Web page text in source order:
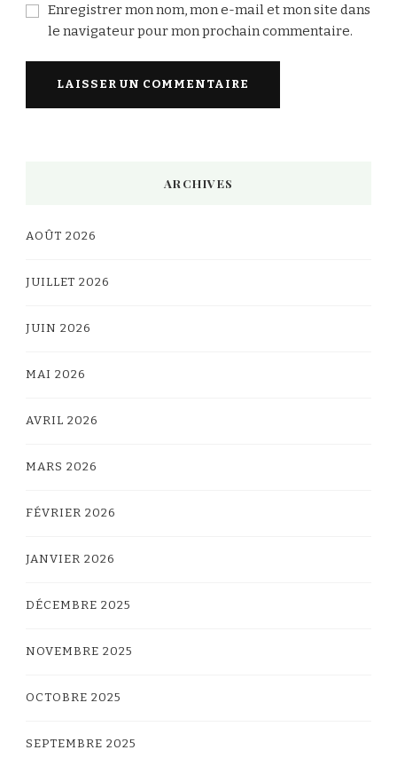
Enregistrer mon nom, mon e-mail et mon site dans
le navigateur pour mon prochain commentaire.
ARCHIVES
AOÛT 2026
JUILLET 2026
JUIN 2026
MAI 2026
AVRIL 2026
MARS 2026
FÉVRIER 2026
JANVIER 2026
DÉCEMBRE 2025
NOVEMBRE 2025
OCTOBRE 2025
SEPTEMBRE 2025